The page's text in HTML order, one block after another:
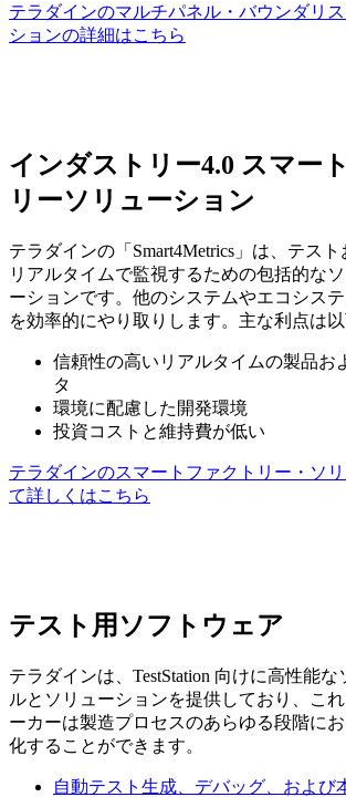
テラダインのマルチパネル・バウンダリ
ションの詳細はこちら
インダストリー4.0 スマー
リーソリューション
テラダインの「Smart4Metrics」は、テス
リアルタイムで監視するための包括的な
ーションです。他のシステムやエコシス
を効率的にやり取りします。主な利点は以
信頼性の高いリアルタイムの製品お
タ
環境に配慮した開発環境
投資コストと維持費が低い
テラダインのスマートファクトリー・ソ
て詳しくはこちら
テスト用ソフトウェア
テラダインは、TestStation 向けに高性能
ルとソリューションを提供しており、こ
ーカーは製造プロセスのあらゆる段階に
化することができます。
自動テスト生成、デバッグ、および